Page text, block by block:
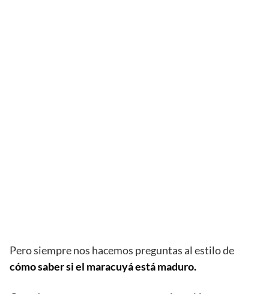
Pero siempre nos hacemos preguntas al estilo de
cómo saber si el maracuyá está maduro.